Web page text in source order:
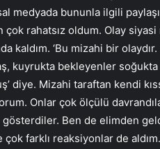
medyada bununla ilgili
rahatsız oldum. Olay
kaldım. ‘Bu mizahi bir
kuyrukta bekleyenler
diye. Mizahi taraftan kendi
Onlar çok ölçülü
gösterdiler. Ben de elimden
farklı reaksiyonlar de